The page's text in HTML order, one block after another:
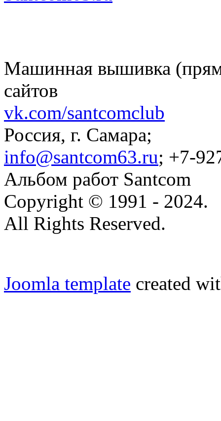
Машинная вышивка
сайтов
vk.com/santcomclub
Россия, г. Самара;
info@santcom63.ru; +7-
Альбом работ Santcom
Copyright © 1991 - 2024.
All Rights Reserved.
Joomla template created